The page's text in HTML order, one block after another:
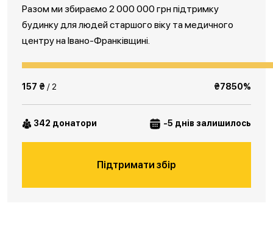
Разом ми збираємо 2 000 000 грн підтримку
будинку для людей старшого віку та медичного
центру на Івано-Франківщині.
157 ₴ / 2 ₴7850%
342 донатори -5 днів залишилось
Підтримати збір